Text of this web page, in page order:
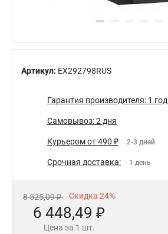
Артикул: EX292798RUS
Гарантия производителя: 1 год
Самовывоз: 2 дня
Курьером от 490 ₽ 2-3 дней
Срочная доставка: 1 день
8 525,09 ₽ Скидка 24%
6 448,49 ₽
Цена за 1 шт.